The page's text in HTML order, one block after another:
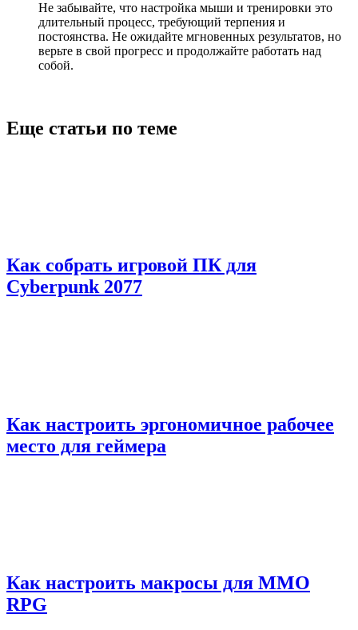
Не забывайте, что настройка мыши и тренировки это
длительный процесс, требующий терпения и
постоянства. Не ожидайте мгновенных результатов, но
верьте в свой прогресс и продолжайте работать над
собой.
Еще статьи по теме
Как собрать игровой ПК для
Cyberpunk 2077
Как настроить эргономичное рабочее
место для геймера
Как настроить макросы для MMO
RPG